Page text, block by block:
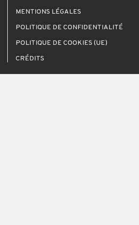
MENTIONS LÉGALES
POLITIQUE DE CONFIDENTIALITÉ
POLITIQUE DE COOKIES (UE)
CRÉDITS